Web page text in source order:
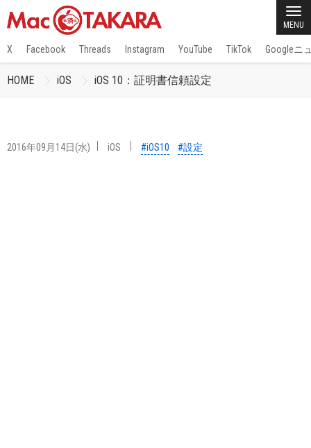
MENU
X Facebook Threads Instagram YouTube TikTok Googleニ
HOME iOS iOS 10：証明書信頼設定
2016年09月14日(水) iOS #iOS10 #設定